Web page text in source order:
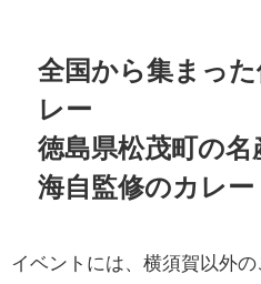
全国から集まっ
レー
徳島県松茂町の名
海自監修のカレー
イベントには、横須賀以外